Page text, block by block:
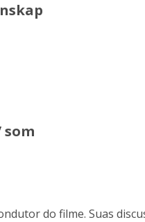
som
do filme. Suas